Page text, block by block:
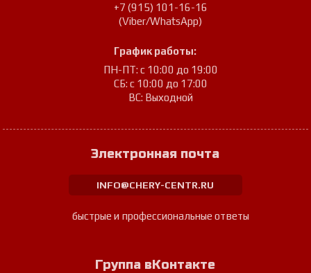
+7 (915) 101-16-16
(Viber/WhatsApp)
График работы:
ПН-ПТ: с 10:00 до 19:00
СБ: с 10:00 до 17:00
ВС: Выходной
Электронная почта
INFO@CHERY-CENTR.RU
быстрые и профессиональные ответы
Группа вКонтакте